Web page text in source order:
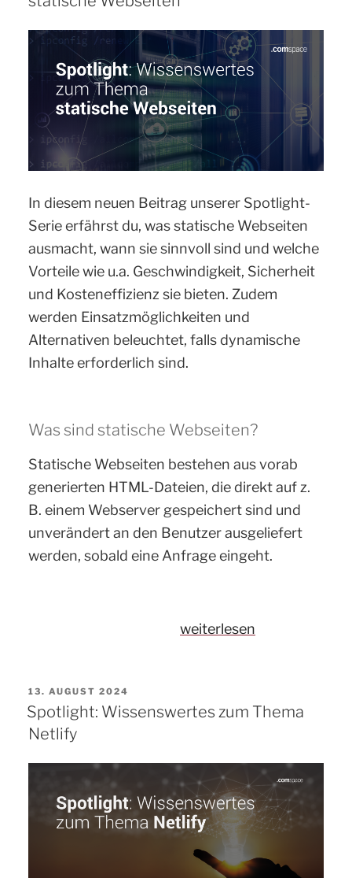
der
Weidmüller-
Webseite“
In diesem neuen Beitrag unserer Spotlight-
Serie erfährst du, was statische Webseiten
ausmacht, wann sie sinnvoll sind und welche
Vorteile wie u.a. Geschwindigkeit, Sicherheit
und Kosteneffizienz sie bieten. Zudem
werden Einsatzmöglichkeiten und
Alternativen beleuchtet, falls dynamische
Inhalte erforderlich sind.
Was sind statische Webseiten?
Statische Webseiten bestehen aus vorab
generierten HTML-Dateien, die direkt auf z.
B. einem Webserver gespeichert sind und
unverändert an den Benutzer ausgeliefert
werden, sobald eine Anfrage eingeht.
„Spotlight:
statische
weiterlesen
VERÖFFENTLICHT
AM
13. AUGUST 2024
Spotlight: Wissenswertes zum Thema
Netlify